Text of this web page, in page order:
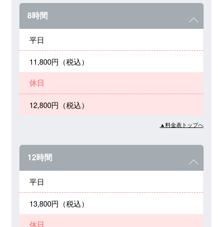
8時間
平日
11,800円（税込）
休日
12,800円（税込）
▲料金表トップへ
12時間
平日
13,800円（税込）
休日